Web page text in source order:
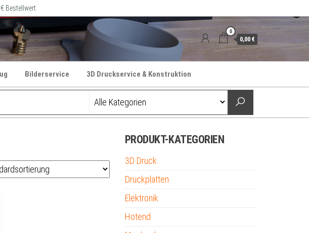
Bestellwert
0
0,00 €
Bilderservice 3D Druckservice & Konstruktion
PRODUKT-KATEGORIEN
3D Druck
Druckplatten
Elektronik
Hotend